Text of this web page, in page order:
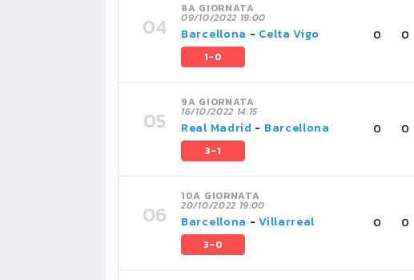
8A GIORNATA
09/10/2022 19:00
Barcellona - Celta Vigo
1-0
0 0
9A GIORNATA
16/10/2022 14:15
Real Madrid - Barcellona
3-1
0 0
10A GIORNATA
20/10/2022 19:00
Barcellona -Villarreal
3-0
0 0